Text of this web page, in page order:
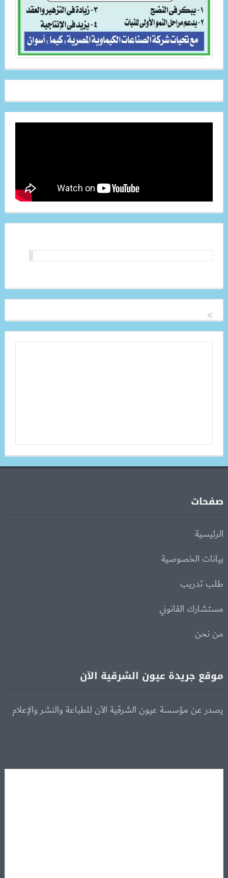
صفحات
الرئيسية
بيانات الخصوصية
طلب تدريب
مستشارك القانوني
من نحن
موقع جريدة عيون الشرقية الآن
يصدر عن مؤسسة عيون الشرقية الآن للطباعة والنشر والإعلام